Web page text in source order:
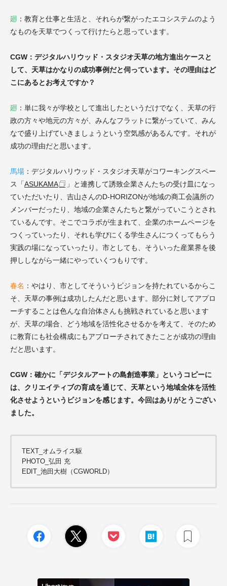
廻 ：教育と仕事と生活と、それらが繋がったエコシステムのよう
なものを天草でつくって行けたらと思っています。
CGW：デジタルハリウッド・スタジオ天草の地方進出ケースと
して、天草はかなりの成功事例だと伺っています。その理由はど
こにあるとお考えですか？
廻 ：単に我々が学校として進出したというだけでなく、天草の行
政の方々や地元の方々が、みんなフラットに繋がっていて、みん
なで盛り上げていきましょうという空気感があるんです。それが
成功の理由だと思います。
馬場 ：デジタルハリウッド・スタジオ天草がコワーキングスペー
ス「ASUKAMA
」と連携して誘致企業さんたちの受け皿になっ
ていただいたり、吉山さんのD-HORIZONが地域の商工会議所の
メンバーだったり、地域の企業さんたちと繋がっていこうとされ
ているんです。そこでコラボが生まれて、企業のホームページを
つくっていったり、それも学びにくる学生さんにつくってもらう
実践の場になっていったり。市としても、そういった産業界を後
押ししながら一緒にやっていくつもりです。
春名 ：やはり、市としてそういうビジョンを持たれているからこ
そ、天草の事例は成功したんだと思います。部分に対してアプロ
ーチすることは色んな自治体さんも挑戦されていると思います
が、天草の場合、どう地域を活性化させるかを考えて、そのため
に教育にも社会構成にもアプローチされてきたことが成功の理由
だと思います。
CGW：確かに「デジタルアートの島創造事業」というコピーに
は、クリエイティブの育成を通じて、天草という地域全体を活性
化させようというビジョンを感じます。今回はありがとうござい
ました。
TEXT_オムライス駆
PHOTO_弘田 充
EDIT_池田大樹（CGWORLD）